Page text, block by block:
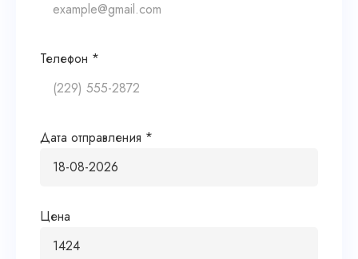
Телефон *
Дата отправления *
Цена